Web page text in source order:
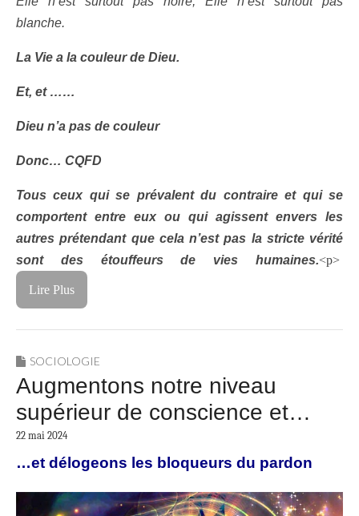
blanche.
La Vie a la couleur de Dieu.
Et, et ……
Dieu n’a pas de couleur
Donc… CQFD
Tous ceux qui se prévalent du contraire et qui se
comportent entre eux ou qui agissent envers les
autres prétendant que cela n’est pas la stricte vérité
sont des étouffeurs de vies humaines.<p>
Lire Plus
SOCIOLOGIE
Augmentons notre niveau
supérieur de conscience et…
22 mai 2024
…et délogeons les bloqueurs du pardon